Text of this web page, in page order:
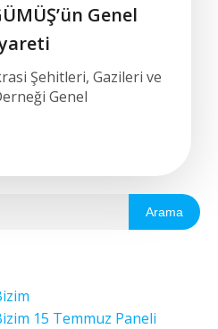
Genel
Şehitleri, Gazileri ve
Genel
Arama
15 Temmuz Paneli